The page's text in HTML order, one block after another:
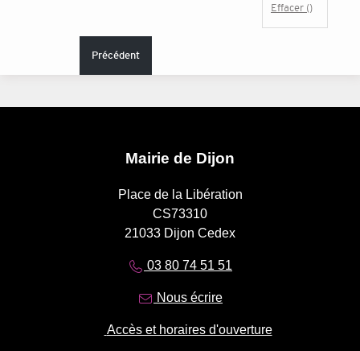
Effacer ()
Précédent
Mairie de Dijon
Place de la Libération
CS73310
21033 Dijon Cedex
03 80 74 51 51
Nous écrire
Accès et horaires d'ouverture